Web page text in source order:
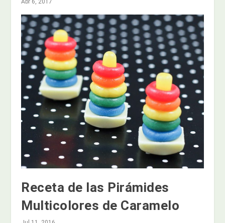
Abr 6, 2017
Receta de las Pirámides
Multicolores de Caramelo